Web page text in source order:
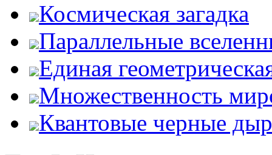
Космическая загадка
Параллельные
Единая
Множественность
Квантовые черные